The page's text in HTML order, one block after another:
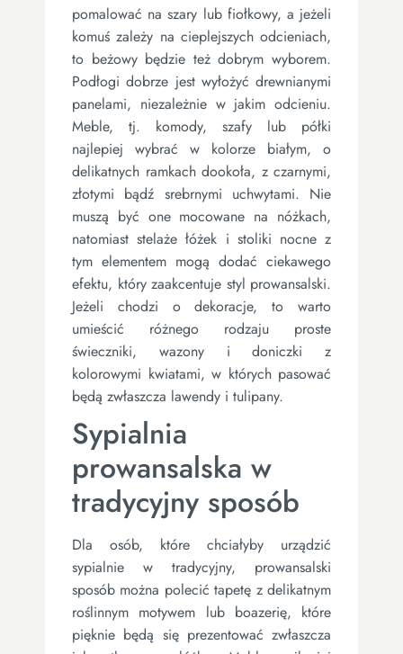
pomalować na szary lub fiołkowy, a jeżeli
komuś zależy na cieplejszych odcieniach,
to beżowy będzie też dobrym wyborem.
Podłogi dobrze jest wyłożyć drewnianymi
panelami, niezależnie w jakim odcieniu.
Meble, tj. komody, szafy lub półki
najlepiej wybrać w kolorze białym, o
delikatnych ramkach dookoła, z czarnymi,
złotymi bądź srebrnymi uchwytami. Nie
muszą być one mocowane na nóżkach,
natomiast stelaże łóżek i stoliki nocne z
tym elementem mogą dodać ciekawego
efektu, który zaakcentuje styl prowansalski.
Jeżeli chodzi o dekoracje, to warto
umieścić różnego rodzaju proste
świeczniki, wazony i doniczki z
kolorowymi kwiatami, w których pasować
będą zwłaszcza lawendy i tulipany.
Sypialnia
prowansalska w
tradycyjny sposób
Dla osób, które chciałyby urządzić
sypialnie w tradycyjny, prowansalski
sposób można polecić tapetę z delikatnym
roślinnym motywem lub boazerię, które
pięknie będą się prezentować zwłaszcza